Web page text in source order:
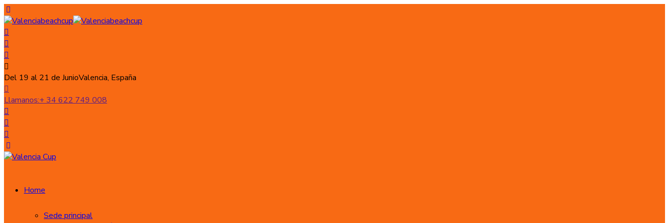
Del 19 al 21 de JunioValencia, España
Llamanos:+ 34 622 749 008
Home
Sede principal